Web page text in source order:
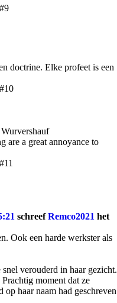
#9
doctrine. Elke profeet is een
#10
are a great annoyance to
#11
schreefRemco2021 het
Ook een harde werkster als
verouderd in haar gezicht.
moment dat ze
haar naam had geschreven